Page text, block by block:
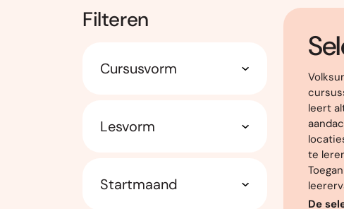
Filteren
Cursusvorm
Lesvorm
Startmaand
leert
te
De